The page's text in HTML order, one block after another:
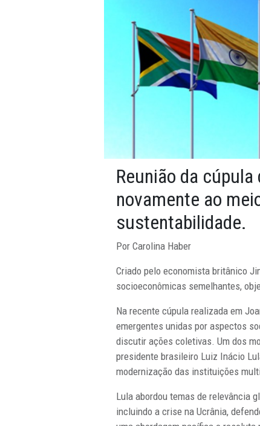
Reunião da
novamente ao
sustentabilidade.
Por Carolina Haber
Criado pelo economista britânico
socioeconômicas semelhantes,
Na recente cúpula realizada em
emergentes unidas por aspectos
discutir ações coletivas. Um dos
presidente brasileiro Luiz Inácio
modernização das instituições
Lula abordou temas de relevância
incluindo a crise na Ucrânia,